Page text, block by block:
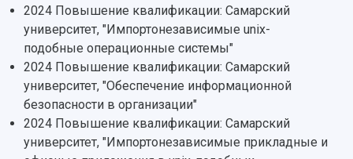
Персоналии
Сотрудники и преподаватели
Заслуженные деятели
Структура университета
Институты и факультеты
Кафедры
Научные подразделения
Отделы и службы
Мультимедиа
Подкасты
Просветительский проект "Одержимы
Профессорско-преподавательский состав
Расписание занятий
Стипендии
Тестирование иностранных граждан на
знание русского языка, истории России и
основ законодательства РФ
Справочные материалы
Научная инфраструктура
Научно-исследовательские подразделения
Структурная схема управления научно-
исследовательской деятельностью
Материальная база
Подразделения научного обслуживания
Организационные документы
2024 Повышение квалификации: Самарский
университет, "Импортонезависимые unix-
подобные операционные системы"
2024 Повышение квалификации: Самарский
университет, "Обеспечение информационной
безопасности в организации"
2024 Повышение квалификации: Самарский
университет, "Импортонезависимые прикладные и